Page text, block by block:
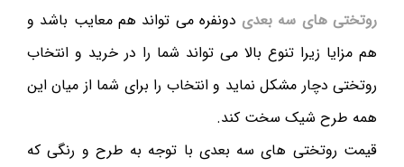
روتختی های سه بعدیدونفره می تواند هم معایب باشد و
هم مزایا زیرا تنوع بالا می تواند شما را در خرید و انتخاب
روتختی دچار مشکل نماید و انتخاب را برای شما از میان این
همه طرح شیک سخت کند.
قیمت روتختی های سه بعدی با توجه به طرح و رنگی که